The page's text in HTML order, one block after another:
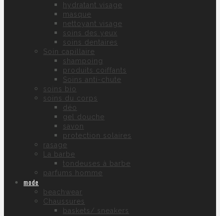
hydratant visage
masque
nettoyant visage
soins des yeux
soins dentaires
Soin capillaire
shampoing
produits coiffants
Soins anti-chute
soins bio
soins du corps
déo
gel douche
savon
protection solaires
rasage
La barbe
tondeuses à barbe
parfums homme
mode
beachwear
Chaussures
baskets/ sneakers